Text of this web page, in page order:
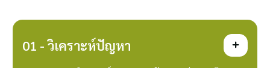
01 - วิเคราะห์ปัญหา